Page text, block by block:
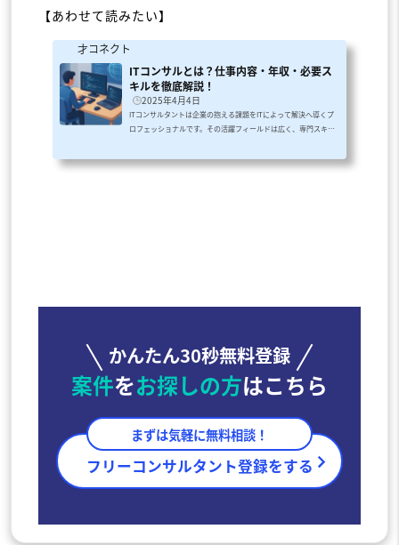
【あわせて読みたい】
才コネクト
ITコンサルとは？仕事内容・年収・必要ス
キルを徹底解説！
2025年4月4日
ITコンサルタントは企業の抱える課題をITによって解決へ導くプ
ロフェッショナルです。その活躍フィールドは広く、専門スキル
す。しかし実際には、未経験からでも挑戦できる一方で業務範囲
が多岐にわたるため、具体的に何をする仕事なのかわかりにくい
かんたん30秒無料登録
案件をお探しの方はこちら
まずは気軽に無料相談！
フリーコンサルタント登録をする